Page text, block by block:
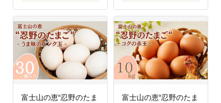
富士山の恵“忍野のたま 富士山の恵“忍野のたま